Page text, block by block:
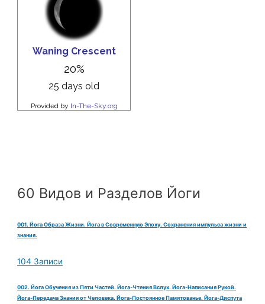
60 Видов и Разделов Йоги
001. Йога Образа Жизни. Йога в Современную Эпоху. Сохранения импульса жизни и
знания.
104 Записи
002. Йога Обучения из Пяти Частей. Йога-Чтения Вслух. Йога-Написания Рукой.
Йога-Передача Знания от Человека. Йога-Постоянное Памятованье. Йога-Диспута